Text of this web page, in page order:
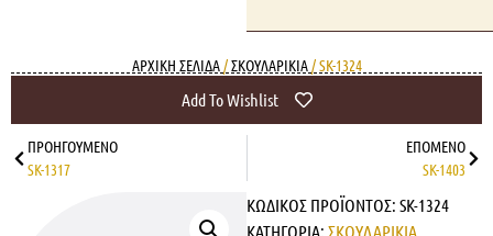
ΑΡΧΙΚΉ ΣΕΛΊΔΑ/ΣΚΟΥΛΑΡΙΚΙΑ/ SK-1324
Add To Wishlist
ΠΡΟΗΓΟΎΜΕΝΟ
SK-1317
ΕΠΌΜΕΝΟ
SK-1403
ΚΩΔΙΚΌΣ ΠΡΟΪΌΝΤΟΣ: SK-1324
ΚΑΤΗΓΟΡΊΑ: ΣΚΟΥΛΑΡΙΚΙΑ